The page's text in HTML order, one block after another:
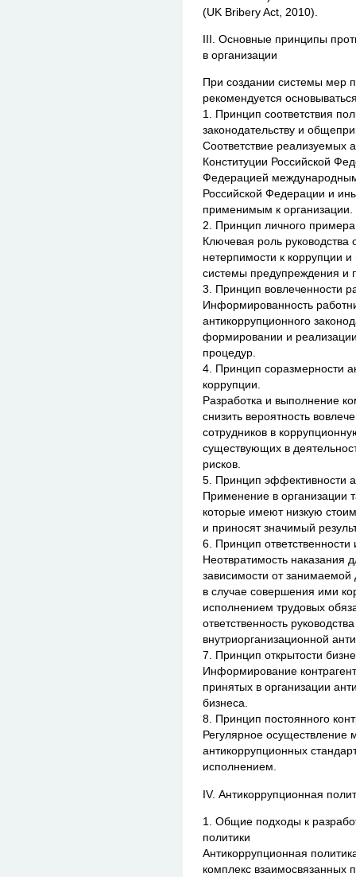
(UK Bribery Act, 2010).
III. Основные принципы
в организации
При создании системы мер
рекомендуется
1. Принцип соответствия
законодательству и
Соответствие реализуемых
Конституции Российской
Федерацией международным
Российской Федерации и
применимым к организации.
2. Принцип личного примера
Ключевая роль
нетерпимости к коррупции
системы предупреждения и
3. Принцип вовлеченности
Информированность
антикоррупционного
формировании и
процедур.
4. Принцип соразмерности
коррупции.
Разработка и выполнение
снизить вероятность
сотрудников в
существующих в
рисков.
5. Принцип эффективности
Применение в организации
которые имеют низкую
и приносят значимый
6. Принцип
Неотвратимость наказания
зависимости от
в случае совершения ими
исполнением трудовых
ответственность
внутриорганизационной
7. Принцип открытости
Информирование
принятых в организации
бизнеса.
8. Принцип постоянного
Регулярное осуществление
антикоррупционных
исполнением.
IV. Антикоррупционная
1. Общие подходы к
политики
Антикоррупционная
комплекс взаимосвязанных